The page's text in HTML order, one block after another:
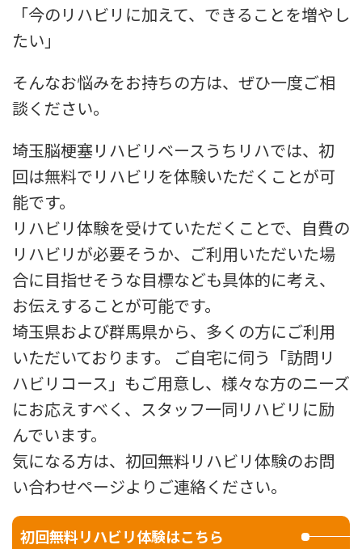
「今のリハビリに加えて、できることを増やし
たい」
そんなお悩みをお持ちの方は、ぜひ一度ご相
談ください。
埼玉脳梗塞リハビリベースうちリハでは、初
回は無料でリハビリを体験いただくことが可
能です。
リハビリ体験を受けていただくことで、自費の
リハビリが必要そうか、ご利用いただいた場
合に目指せそうな目標なども具体的に考え、
お伝えすることが可能です。
埼玉県および群馬県から、多くの方にご利用
いただいております。 ご自宅に伺う「訪問リ
ハビリコース」もご用意し、様々な方のニーズ
にお応えすべく、スタッフ一同リハビリに励
んでいます。
気になる方は、初回無料リハビリ体験のお問
い合わせページよりご連絡ください。
初回無料リハビリ体験はこちら